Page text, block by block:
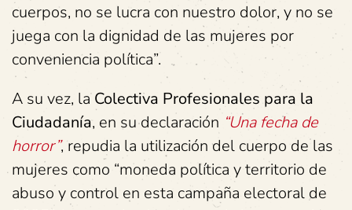
cuerpos, no se lucra con nuestro dolor, y no se
juega con la dignidad de las mujeres por
conveniencia política”.
A su vez, laColectiva Profesionales para la
Ciudadanía, en su declaración “Una fecha de
horror”, repudia la utilización del cuerpo de las
mujeres como “moneda política y territorio de
abuso y control en esta campaña electoral de